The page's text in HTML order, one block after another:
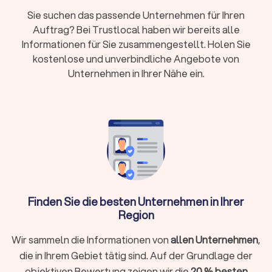
Euro/Stunde), Geschirr, Ausstattung, Anfahrt und
Aufbau können extra berechnet werden
Servicemodelle:Partyservice (nur Essen) oder
Vollservice (mit Personal, Equipment und
Planung)
Wochen Vorbereitung
Filtern Sie nach Küche und Anlass,
vergleichen Sie bis zu vier Angebote kostenlos
und buchen Sie direkt
Welche Catering-Varianten können Sie
buchen?
Die Auswahl an verfügbaren Optionen in Marburg ist groß. Hier
Sie suchen das passende Unternehmen für Ihren
Auftrag? Bei Trustlocal haben wir bereits alle
Informationen für Sie zusammengestellt. Holen Sie
kostenlose und unverbindliche Angebote von
Unternehmen in Ihrer Nähe ein.
Finden Sie die besten Unternehmen in Ihrer
Region
Wir sammeln die Informationen vonallen Unternehmen,
die in Ihrem Gebiet tätig sind. Auf der Grundlage der